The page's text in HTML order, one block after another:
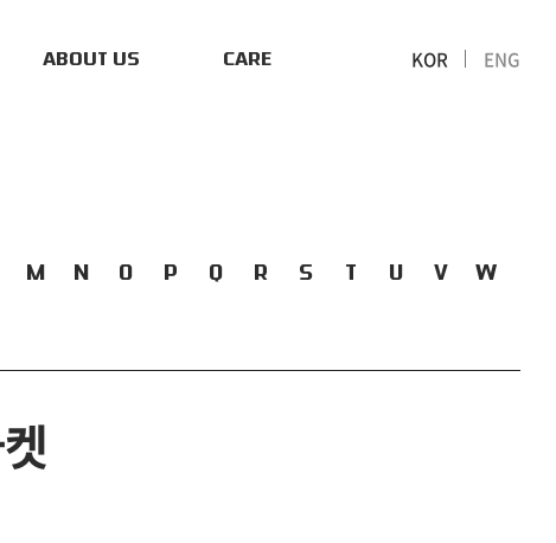
ABOUT US CARE KOR ENG
M N O P Q R S T U V
W